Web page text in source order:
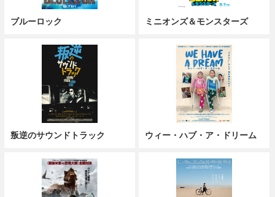
ブルーロック ミニオンズ＆モンスターズ
叛逆のサウンドトラック ウィー・ハブ・ア・ドリーム